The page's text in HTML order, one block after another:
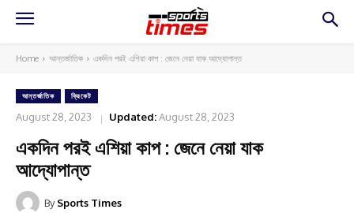
Home আন্তর্জাতিক একদিন পরই এশিয়া কাপ : জেনে নেয়া যাক আদ্যোপান্ত
আন্তর্জাতিক ক্রিকেট
August 28, 2023 Updated:August 28, 2023
একদিন পরই এশিয়া কাপ : জেনে নেয়া যাক
আদ্যোপান্ত
By Sports Times